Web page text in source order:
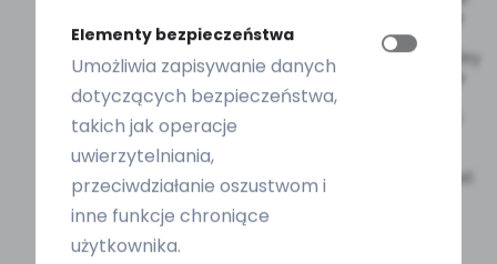
na nos mojego malucha. Sprężarka nie jest
zbyt głośna, znacznie lepsza niż aspirator, który
wypróbowałem wcześniej, który wykorzystuje
moc odkurzacza do zasysania. Tamta
dostawka miała problemy, ponieważ rura nie
wysychała prawidłowo po 2 dniach od
rozłączenia, więc martwiłem się rozwojem
pleśni. W tym urządzeniu mycie i suszenie jest
dziecinnie proste. Ogólnie kupiłbym ten
aspirator ponownie.
Elementy bezpieczeństwa
Umożliwia zapisywanie danych
dotyczących bezpieczeństwa,
takich jak operacje
uwierzytelniania,
przeciwdziałanie oszustwom i
inne funkcje chroniące
użytkownika.